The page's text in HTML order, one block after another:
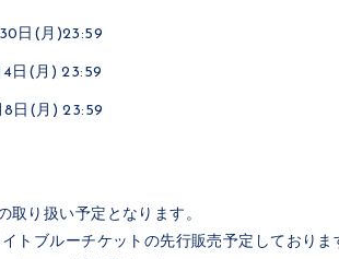
日(月)23:59
日(月) 23:59
日(月) 23:59
り扱い予定となります。
トブルーチケットの先行販売予定しておりま